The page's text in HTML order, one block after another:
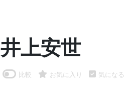
井上安世
比較 お気に入り 気になる